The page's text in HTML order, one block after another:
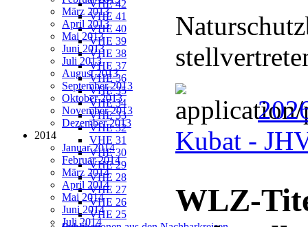
VHE 42
VHE 41
VHE 40
VHE 39
VHE 38
VHE 37
VHE 36
VHE 35
VHE 34
VHE 33
VHE 32
VHE 31
VHE 30
VHE 29
VHE 28
VHE 27
VHE 26
VHE 25
März 2013
April 2013
Mai 2013
Juni 2013
Juli 2013
August 2013
September 2013
Oktober 2013
November 2013
Dezember 2013
2014
Januar 2014
Februar 2014
März 2014
April 2014
Mai 2014
Juni 2014
Juli 2014
Kubat -
WLZ-